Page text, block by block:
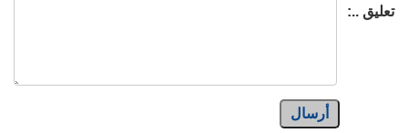
تعليق ..:
أرسال